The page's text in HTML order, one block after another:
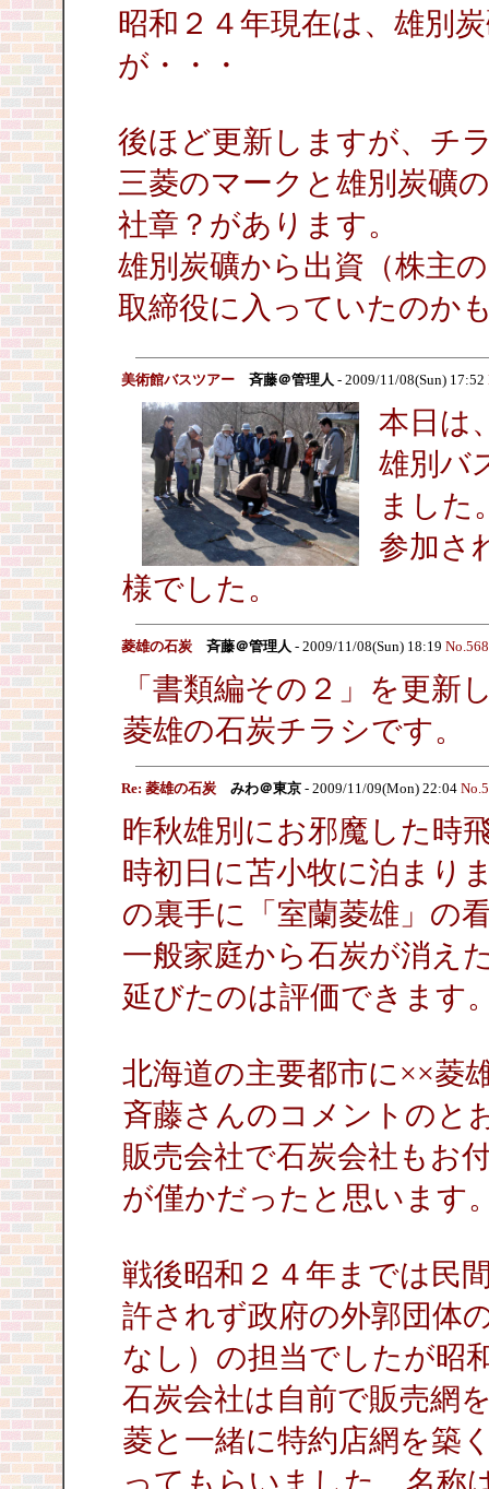
昭和２４年現在は、雄別
が・・・
後ほど更新しますが、チ
三菱のマークと雄別炭礦
社章？があります。
雄別炭礦から出資（株主
取締役に入っていたのか
美術館バスツアー 斉藤＠管理人 - 2009/11/08(Sun) 17:52
本日は
雄別バ
ました
参加さ
様でした。
菱雄の石炭 斉藤＠管理人 - 2009/11/08(Sun) 18:19 No.568
「書類編その２」を更新
菱雄の石炭チラシです。
Re: 菱雄の石炭 みわ＠東京- 2009/11/09(Mon) 22:04
昨秋雄別にお邪魔した時
時初日に苫小牧に泊まり
の裏手に「室蘭菱雄」の
一般家庭から石炭が消え
延びたのは評価できます
北海道の主要都市に××菱
斉藤さんのコメントのと
販売会社で石炭会社もお
が僅かだったと思います
戦後昭和２４年までは民
許されず政府の外郭団体
なし）の担当でしたが昭
石炭会社は自前で販売網
菱と一緒に特約店網を築
ってもらいました。名称